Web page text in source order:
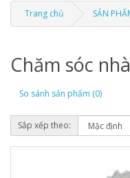
Trang chủ SẢN
Chăm sóc
So sánh sản phẩm (0)
Sắp xếp theo: